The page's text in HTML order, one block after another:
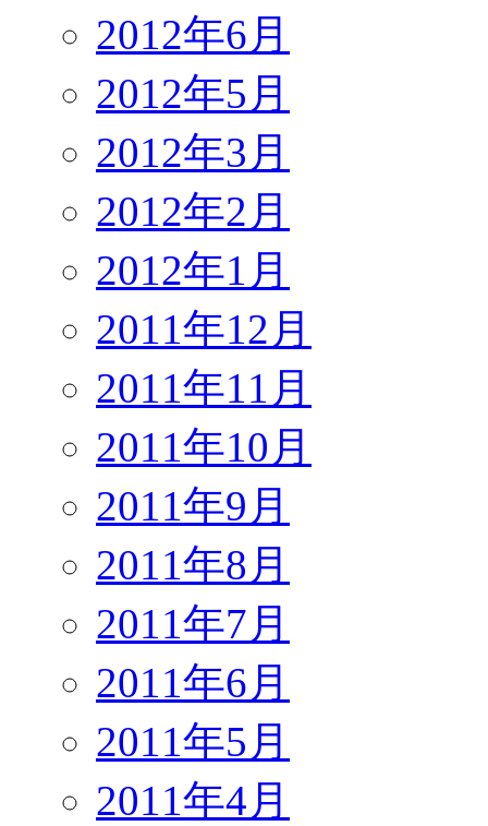
2012年6月
2012年5月
2012年3月
2012年2月
2012年1月
2011年12月
2011年11月
2011年10月
2011年9月
2011年8月
2011年7月
2011年6月
2011年5月
2011年4月